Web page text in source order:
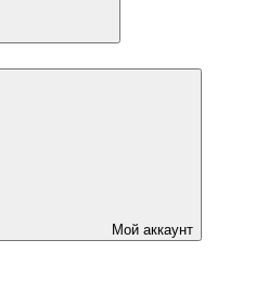
Мой аккаунт